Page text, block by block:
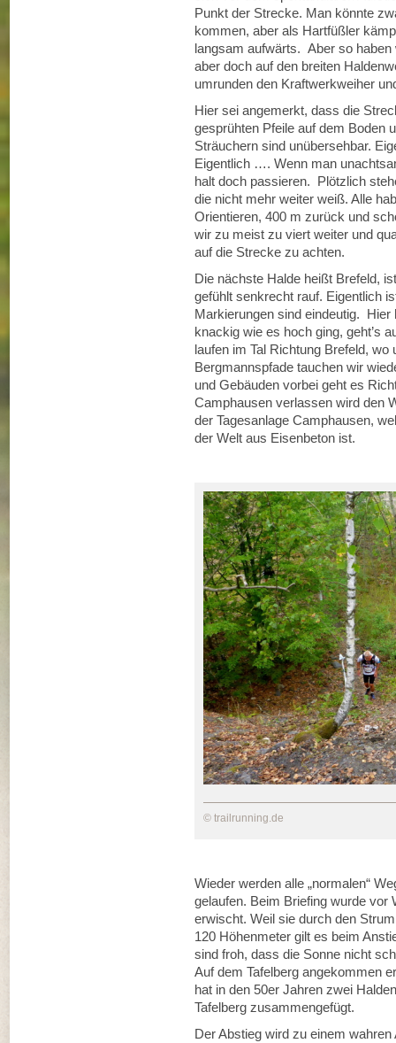
Punkt der Strecke. Man könnte
kommen, aber als Hartfüßler
langsam aufwärts. Aber so
aber doch auf den breiten
umrunden den Kraftwerkweiher
Hier sei angemerkt, dass die
gesprühten Pfeile auf dem Boden
Sträuchern sind unübersehbar.
Eigentlich …. Wenn man
halt doch passieren. Plötzlich
die nicht mehr weiter weiß. Alle
Orientieren, 400 m zurück und
wir zu meist zu viert weiter und
auf die Strecke zu achten.
Die nächste Halde heißt Brefeld,
gefühlt senkrecht rauf. Eigentlich
Markierungen sind eindeutig.
knackig wie es hoch ging, geht’s
laufen im Tal Richtung Brefeld,
Bergmannspfade tauchen wir
und Gebäuden vorbei geht es
Camphausen verlassen wird den
der Tagesanlage Camphausen,
der Welt aus Eisenbeton ist.
© trailrunning.de
Wieder werden alle „normalen“
gelaufen. Beim Briefing wurde vor
erwischt. Weil sie durch den
120 Höhenmeter gilt es beim
sind froh, dass die Sonne nicht
Auf dem Tafelberg angekommen
hat in den 50er Jahren zwei
Tafelberg zusammengefügt.
Der Abstieg wird zu einem